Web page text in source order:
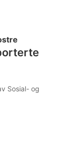
Sosial- og